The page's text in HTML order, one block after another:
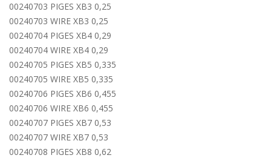
00240703 PIGES XB3 0,25
00240703 WIRE XB3 0,25
00240704 PIGES XB4 0,29
00240704 WIRE XB4 0,29
00240705 PIGES XB5 0,335
00240705 WIRE XB5 0,335
00240706 PIGES XB6 0,455
00240706 WIRE XB6 0,455
00240707 PIGES XB7 0,53
00240707 WIRE XB7 0,53
00240708 PIGES XB8 0,62